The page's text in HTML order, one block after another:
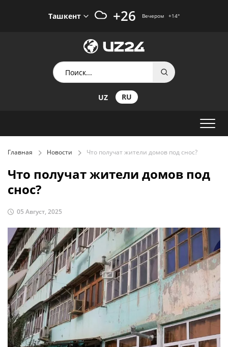
Ташкент +26 Вечером +14°
UZ RU
Главная Новости Что получат жители домов под снос?
Что получат жители домов под
снос?
05 Август, 2025